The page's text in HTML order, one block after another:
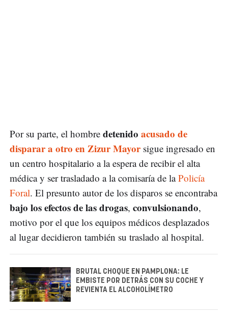
Por su parte, el hombre detenido acusado de
disparar a otro en Zizur Mayorsigue ingresado en
un centro hospitalario a la espera de recibir el alta
médica y ser trasladado a la comisaría de laPolicía
Foral. El presunto autor de los disparos se encontraba
bajo los efectos de las drogas, convulsionando,
motivo por el que los equipos médicos desplazados
al lugar decidieron también su traslado al hospital.
BRUTAL CHOQUE EN PAMPLONA: LE
EMBISTE POR DETRÁS CON SU COCHE Y
REVIENTA EL ALCOHOLÍMETRO